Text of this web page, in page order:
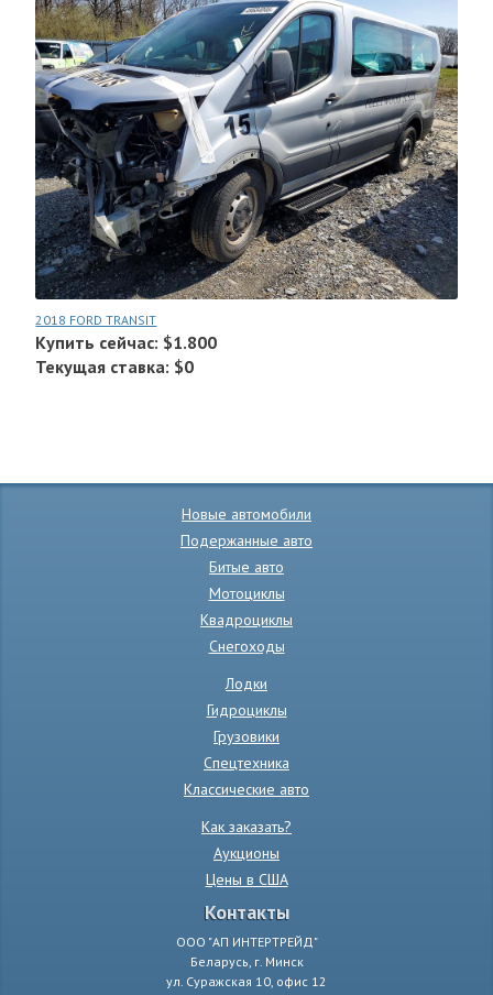
2018 FORD TRANSIT
Купить сейчас: $1.800
Текущая ставка: $0
Новые автомобили
Подержанные авто
Битые авто
Мотоциклы
Квадроциклы
Снегоходы
Лодки
Гидроциклы
Грузовики
Спецтехника
Классические авто
Как заказать?
Аукционы
Цены в США
Контакты
ООО "АП ИНТЕРТРЕЙД"
Беларусь, г. Минск
ул. Суражская 10, офис 12